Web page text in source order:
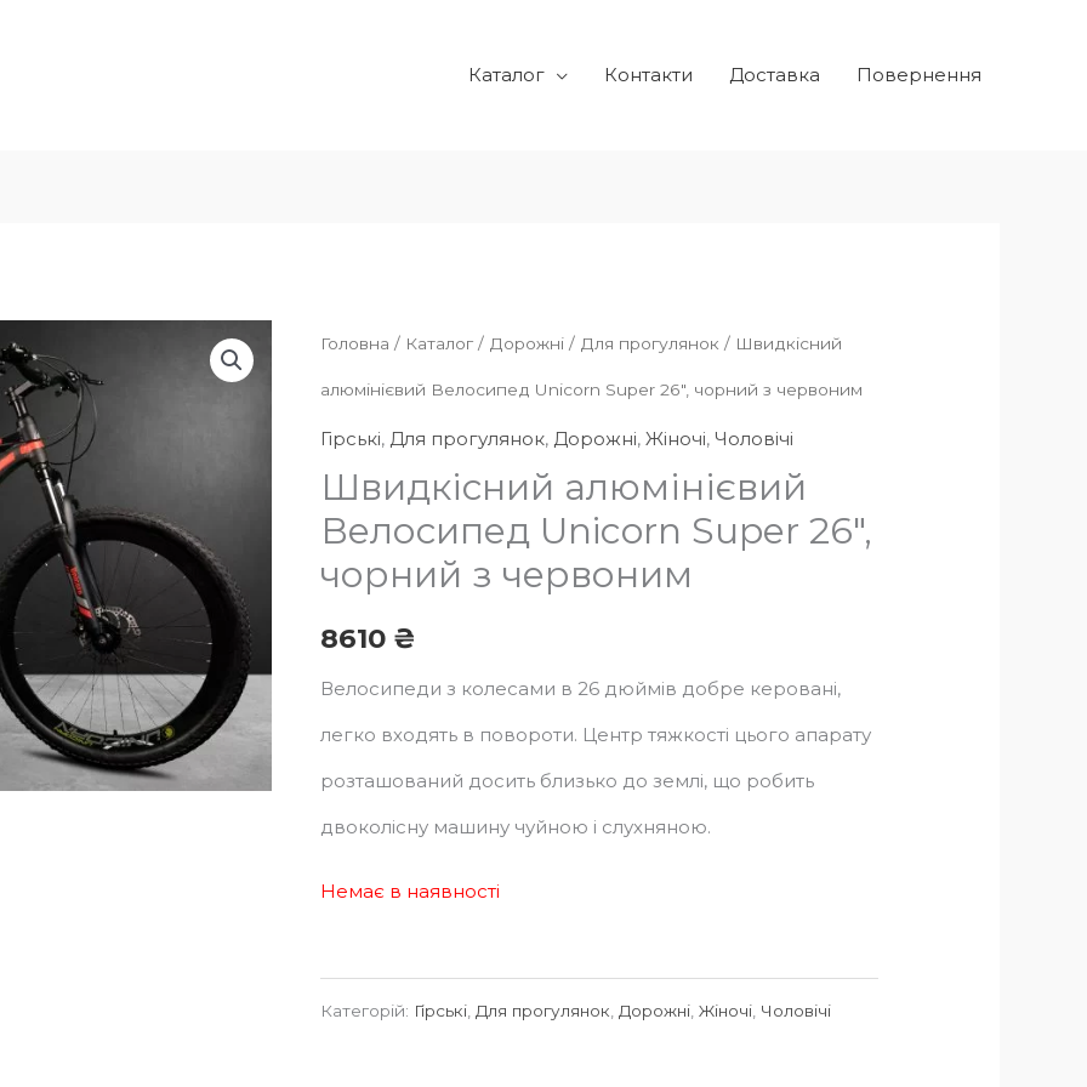
Каталог Контакти Доставка Повернення
Головна / Каталог / Дорожні / Для прогулянок / Швидкісний
алюмінієвий Велосипед Unicorn Super 26″, чорний з червоним
Гірські, Для прогулянок, Дорожні, Жіночі, Чоловічі
Швидкісний алюмінієвий
Велосипед Unicorn Super 26″,
чорний з червоним
8610 ₴
Велосипеди з колесами в 26 дюймів добре керовані,
легко входять в повороти. Центр тяжкості цього апарату
розташований досить близько до землі, що робить
двоколісну машину чуйною і слухняною.
Немає в наявності
Категорій: Гірські Для прогулянок Дорожні Жіночі Чоловічі